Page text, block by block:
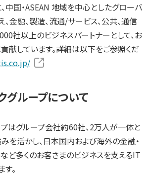
中国・ASEAN 地域を中心としたグローバ
金融、製造、流通/サービス、公共、通信
社以上のビジネスパートナーとして、お
献しています。詳細は以下をご参照くだ
グループについて
はグループ会社約60社、2万人が一体と
を活かし、日本国内および海外の金融・
など多くのお客さまのビジネスを支えるIT
。